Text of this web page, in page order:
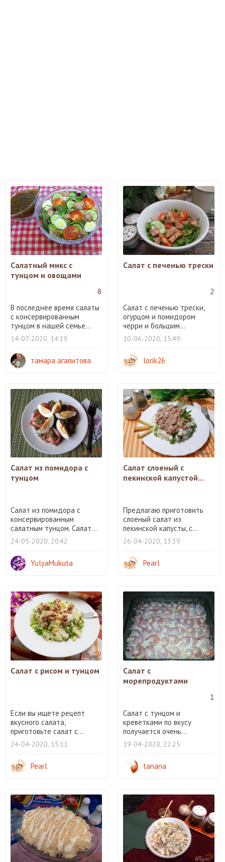
Салатный микс с
тунцом и овощами
8
В последнее время салаты
с консервированным
тунцом в нашей семье...
14-07-2020, 14:19
тамара агапитова
Салат с печенью трески
2
Салат с печенью трески,
огурцом и помидором
черри и большим...
10-06-2020, 15:49
lorik26
Салат из помидора с
тунцом
Салат из помидора с
консервированным
салатным тунцом. Салат...
24-05-2020, 20:42
YulyaMukuta
Салат слоеный с
пекинской капустой...
Предлагаю приготовить
слоеный салат из
пекинской капусты, с...
26-04-2020, 13:39
Pearl
Салат с рисом и тунцом
Если вы ищете рецепт
вкусного салата,
приготовьте салат с...
24-04-2020, 15:11
Pearl
Салат с
морепродуктами
1
Салат с тунцом и
креветками по вкусу
получается очень...
19-04-2020, 22:25
tanana